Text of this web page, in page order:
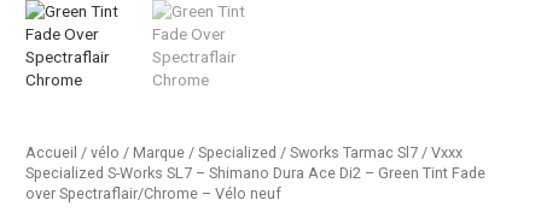
Accueil /vélo / Marque /Specialized /Sworks Tarmac Sl7 / Vxxx
Specialized S-Works SL7 – Shimano Dura Ace Di2 – Green Tint Fade
over Spectraflair/Chrome – Vélo neuf